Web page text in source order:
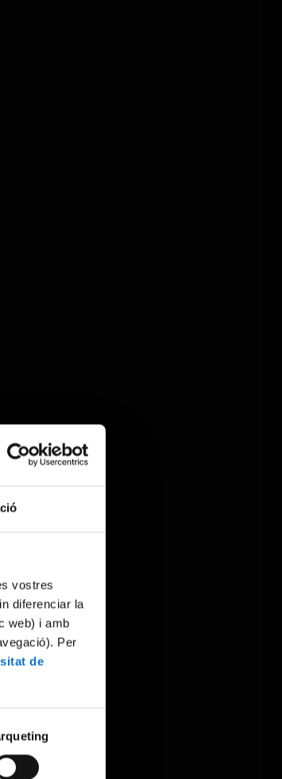
vostres
diferenciar la
web) i amb
Per
de